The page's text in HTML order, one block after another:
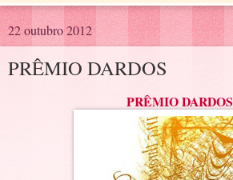
22 outubro 2012
PRÊMIO DARDOS
PRÊMIO DARDOS